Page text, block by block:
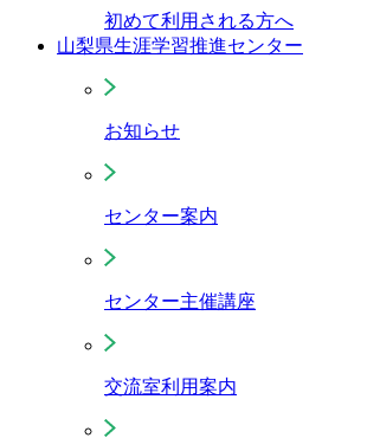
初めて利用される方へ
山梨県生涯学習推進センター
お知らせ
センター案内
センター主催講座
交流室利用案内